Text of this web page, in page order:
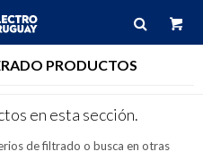
PRODUCTOS
en esta sección.
de filtrado o busca en otras